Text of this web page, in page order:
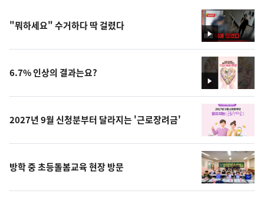
영
상
"뭐하세요" 수거하다 딱 걸렸다
영
상
6.7% 인상의 결과는요?
2027년 9월 신청분부터 달라지는 '근로장려금'
방학 중 초등돌봄교육 현장 방문